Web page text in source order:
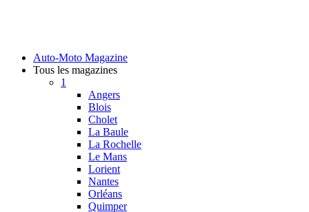
Auto-Moto Magazine
Tous les magazines
1
Angers
Blois
Cholet
La Baule
La Rochelle
Le Mans
Lorient
Nantes
Orléans
Quimper